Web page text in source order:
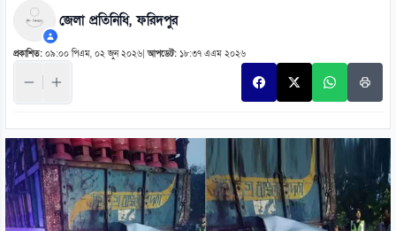
জেলা প্রতিনিধি, ফরিদপুর
প্রকাশিত: ০৯:০০ পিএম, ০২ জুন ২০২৬ |আপডেট: ১৮:৩৭ এএম ২০২৬